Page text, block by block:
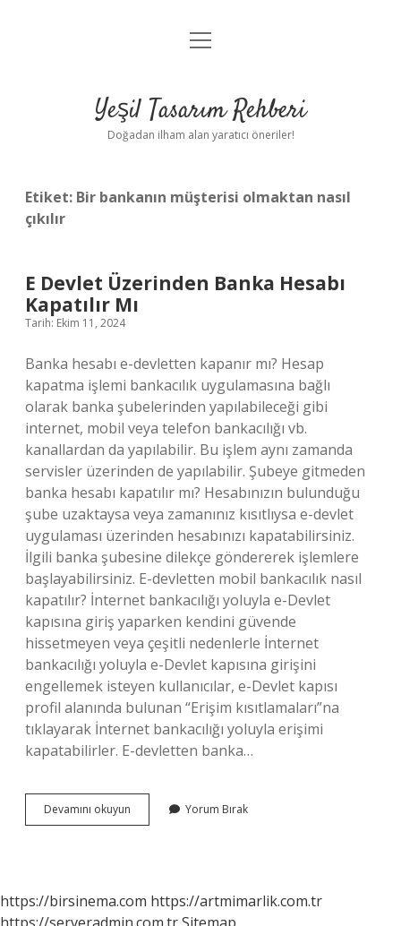
Anasayfa
Yasal Uyarı
menüyü
Yeşil Tasarım Rehberi
Doğadan ilham alan yaratıcı öneriler!
Etiket: Bir bankanın müşterisi olmaktan nasıl
çıkılır
E Devlet Üzerinden Banka Hesabı
Kapatılır Mı
Tarih: Ekim 11, 2024
Banka hesabı e-devletten kapanır mı? Hesap
kapatma işlemi bankacılık uygulamasına bağlı
olarak banka şubelerinden yapılabileceği gibi
internet, mobil veya telefon bankacılığı vb.
kanallardan da yapılabilir. Bu işlem aynı zamanda
servisler üzerinden de yapılabilir. Şubeye gitmeden
banka hesabı kapatılır mı? Hesabınızın bulunduğu
şube uzaktaysa veya zamanınız kısıtlıysa e-devlet
uygulaması üzerinden hesabınızı kapatabilirsiniz.
İlgili banka şubesine dilekçe göndererek işlemlere
başlayabilirsiniz. E-devletten mobil bankacılık nasıl
kapatılır? İnternet bankacılığı yoluyla e-Devlet
kapısına giriş yaparken kendini güvende
hissetmeyen veya çeşitli nedenlerle İnternet
bankacılığı yoluyla e-Devlet kapısına girişini
engellemek isteyen kullanıcılar, e-Devlet kapısı
profil alanında bulunan “Erişim kısıtlamaları”na
tıklayarak İnternet bankacılığı yoluyla erişimi
kapatabilirler. E-devletten banka…
Devamını okuyun
Devlet
Mı
Yorum Bırak
https://birsinema.com https://artmimarlik.com.tr